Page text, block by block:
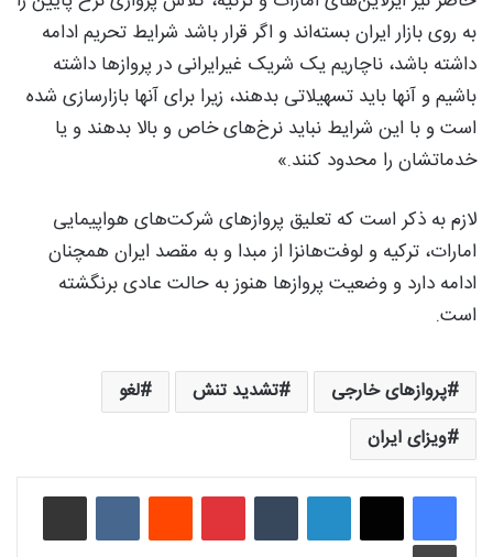
به روی بازار ایران بسته‌اند و اگر قرار باشد شرایط تحریم ادامه
داشته باشد، ناچاریم یک شریک غیرایرانی در پروازها داشته
باشیم و آنها باید تسهیلاتی بدهند، زیرا برای آنها بازارسازی شده
است و با این شرایط نباید نرخ‌های خاص و بالا بدهند و یا
خدماتشان را محدود کنند.»
لازم به ذکر است که تعلیق پروازهای شرکت‌های هواپیمایی
امارات، ترکیه و لوفت‌هانزا از مبدا و به مقصد ایران همچنان
ادامه دارد و وضعیت پروازها هنوز به حالت عادی برنگشته
است.
پروازهای خارجی تشدید تنش‌
لغو
ویزای ایران
لینکدین ‫تامبلر ‫پین‌ترست‫رددیت ‫VKontakteاشتراک گذاری از طریق ایمیل
چاپ